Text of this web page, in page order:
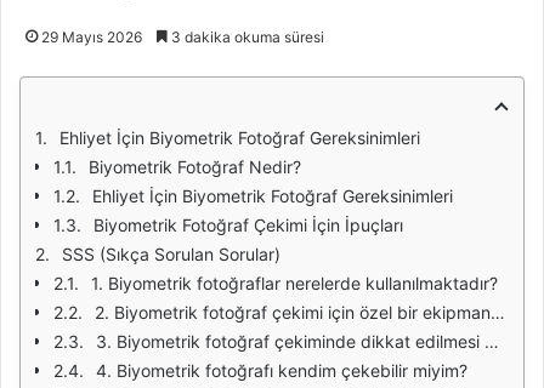
29 Mayıs 2026 3 dakika okuma süresi
Ehliyet İçin Biyometrik Fotoğraf Gereksinimleri
Biyometrik Fotoğraf Nedir?
Ehliyet İçin Biyometrik Fotoğraf Gereksinimleri
Biyometrik Fotoğraf Çekimi İçin İpuçları
SSS (Sıkça Sorulan Sorular)
1. Biyometrik fotoğraflar nerelerde kullanılmaktadır?
2. Biyometrik fotoğraf çekimi için özel bir ekipman gerekli mi?
3. Biyometrik fotoğraf çekiminde dikkat edilmesi gereken en önemli nokta nedir?
4. Biyometrik fotoğrafı kendim çekebilir miyim?